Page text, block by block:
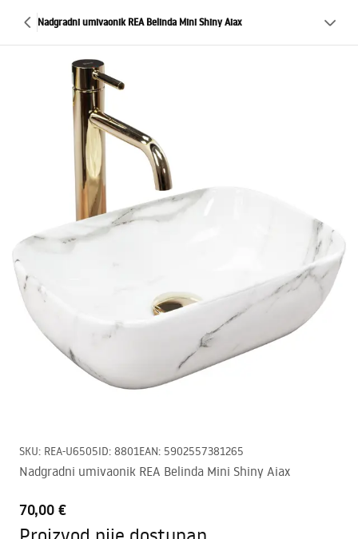
Nadgradni umivaonik REA Belinda Mini Shiny Aiax
SKU: REA-U6505ID: 8801EAN: 5902557381265
Nadgradni umivaonik REA Belinda Mini Shiny Aiax
70,00 €